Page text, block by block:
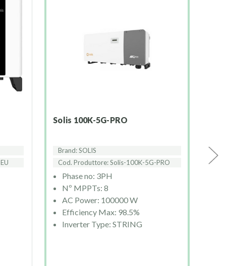
Solis 100K-5G-PRO
Brand: SOLIS
Cod. Produttore: Solis-100K-5G-PRO
Phase no: 3PH
Nº MPPTs: 8
AC Power: 100000 W
Efficiency Max: 98.5%
Inverter Type: STRING